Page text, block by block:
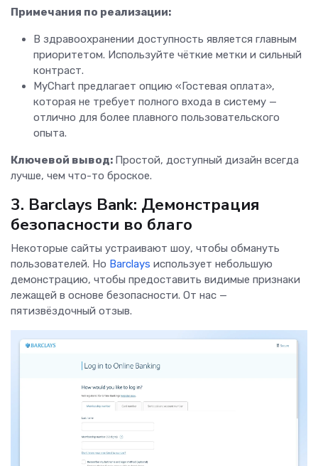
Примечания по реализации:
В здравоохранении доступность является главным
приоритетом. Используйте чёткие метки и сильный
контраст.
MyChart предлагает опцию «Гостевая оплата»,
которая не требует полного входа в систему —
отлично для более плавного пользовательского
опыта.
Ключевой вывод: Простой, доступный дизайн всегда
лучше, чем что-то броское.
3. Barclays Bank: Демонстрация
безопасности во благо
Некоторые сайты устраивают шоу, чтобы обмануть
пользователей. Но Barclays использует небольшую
демонстрацию, чтобы предоставить видимые признаки
лежащей в основе безопасности. От нас —
пятизвёздочный отзыв.